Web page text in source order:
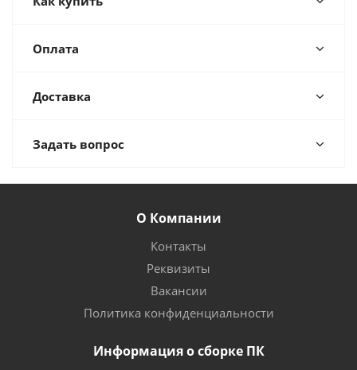
Оплата
Доставка
Задать вопрос
О Компании
Контакты
Реквизиты
Вакансии
Политика конфиденциальности
Информация о сборке ПК